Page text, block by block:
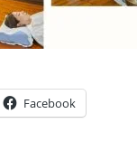
Facebook